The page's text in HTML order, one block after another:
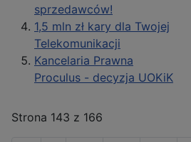
sprzedawców!
1,5 mln zł kary dla Twojej
Telekomunikacji
Kancelaria Prawna
Proculus - decyzja UOKiK
Strona 143 z 166